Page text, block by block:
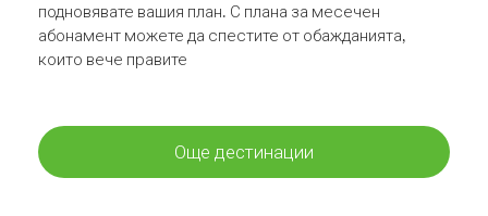
подновявате вашия план. С плана за месечен
абонамент можете да спестите от обажданията,
които вече правите
Още дестинации